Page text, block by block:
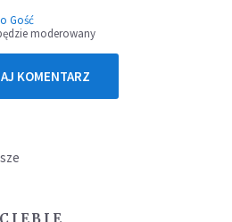
Gość
moderowany
KOMENTARZ